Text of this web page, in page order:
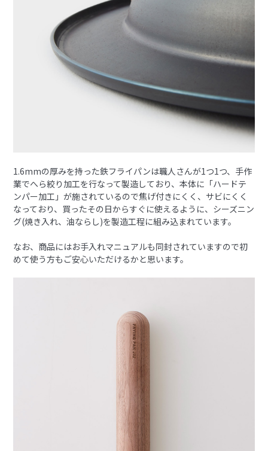
1.6mmの厚みを持った鉄フライパンは職人さんが1つ1つ、手作
業でへら絞り加工を行なって製造しており、本体に「ハードテ
ンパー加工」が施されているので焦げ付きにくく、サビにくく
なっており、買ったその日からすぐに使えるように、シーズニン
グ(焼き入れ、油ならし)を製造工程に組み込まれています。
なお、商品にはお手入れマニュアルも同封されていますので初
めて使う方もご安心いただけるかと思います。